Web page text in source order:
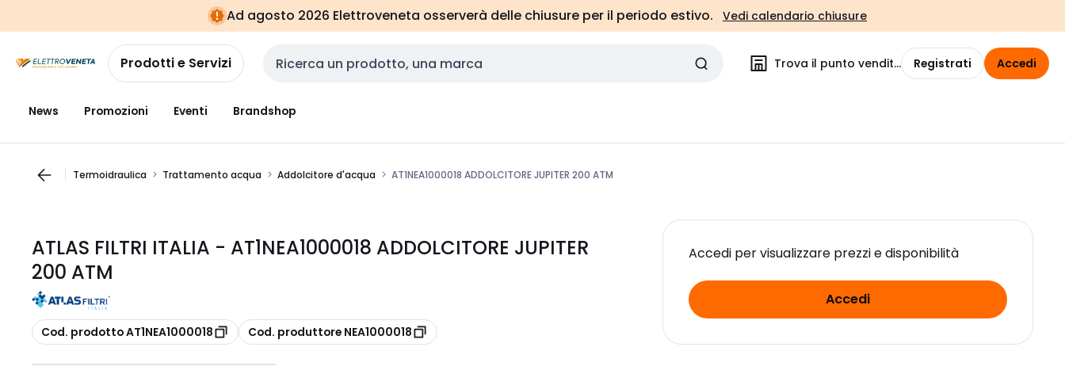
navigazionealla
pagina
Ad agosto 2026 Elettroveneta osserverà delle chiusure per il periodo estivo. Vedi calendario chiusure
Prodotti e Servizi Cerca input Trova il punto vendita Registrati Accedi
News Promozioni Eventi Brandshop
Termoidraulica Trattamento acqua Addolcitore d'acqua AT1NEA1000018 ADDOLCITORE JUPITER 200 ATM
ATLAS FILTRI ITALIA - AT1NEA1000018 ADDOLCITORE JUPITER
200 ATM
copia
Cod. prodotto AT1NEA1000018 copia
Cod. produttore NEA1000018
Accedi per visualizzare prezzi e disponibilità
Accedi